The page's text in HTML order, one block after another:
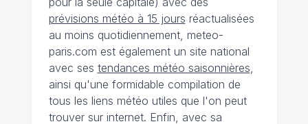
prévisions météo à 15 jours réactualisées
au moins quotidiennement, meteo-
paris.com est également un site national
avec ses tendances météo saisonnières
ainsi qu'une formidable compilation de
tous les liens météo utiles que l'on peut
trouver sur internet. Enfin, avec sa